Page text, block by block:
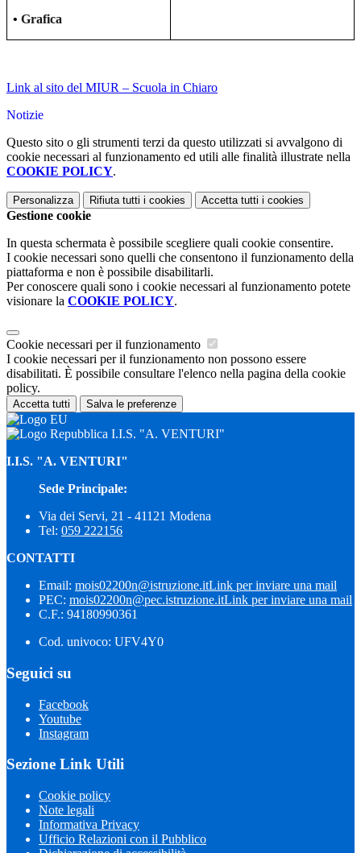
•Grafica
Link al sito del MIUR – Scuola in Chiaro
Notizie
Questo sito o gli strumenti terzi da questo utilizzati si avvalgono di
cookie necessari al funzionamento ed utili alle finalità illustrate nella
COOKIE POLICY.
Personalizza Rifiuta tutti i cookies Accetta tutti i cookies
Gestione cookie
In questa schermata è possibile scegliere quali cookie consentire.
I cookie necessari sono quelli che consentono il funzionamento della
piattaforma e non è possibile disabilitarli.
Per conoscere quali sono i cookie necessari al funzionamento potete
visionare la COOKIE POLICY.
Cookie necessari per il funzionamento
I cookie necessari per il funzionamento non possono essere
disabilitati. È possibile consultare l'elenco nella pagina della cookie
policy.
Accetta tutti Salva le preferenze
I.I.S. "A. VENTURI"
I.I.S. "A. VENTURI"
Sede Principale:
Via dei Servi, 21 - 41121 Modena
Tel: 059 222156
CONTATTI
Email: mois02200n@istruzione.itLink per inviare una mail
PEC: mois02200n@pec.istruzione.itLink per inviare una mail
C.F.: 94180990361
Cod. univoco: UFV4Y0
Seguici su
Facebook
Youtube
Instagram
Sezione Link Utili
Cookie policy
Note legali
Informativa Privacy
Ufficio Relazioni con il Pubblico